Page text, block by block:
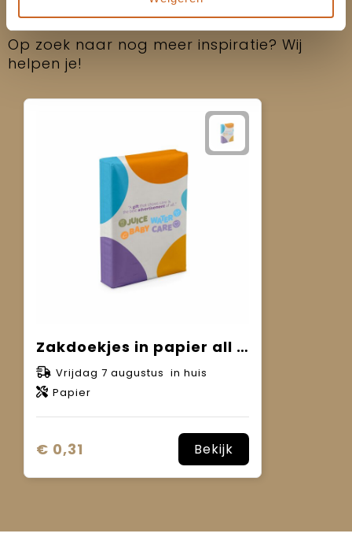
Anderen bekeken ook
Op zoek naar nog meer inspiratie? Wij
helpen je!
Zakdoekjes in papier all over bedrukt
Vrijdag 7 augustus in huis
Papier
€ 0,31 Bekijk